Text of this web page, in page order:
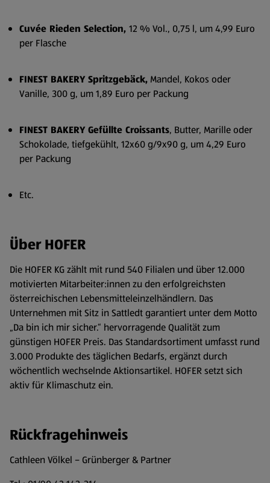
Cuvée Rieden Selection, 12 % Vol., 0,75 l, um 4,99 Euro
per Flasche
FINEST BAKERY Spritzgebäck, Mandel, Kokos oder
Vanille, 300 g, um 1,89 Euro per Packung
FINEST BAKERY Gefüllte Croissants, Butter, Marille oder
Schokolade, tiefgekühlt, 12x60 g/9x90 g, um 4,29 Euro
per Packung
Etc.
Über HOFER
Die HOFER KG zählt mit rund 540 Filialen und über 12.000
motivierten Mitarbeiter:innen zu den erfolgreichsten
österreichischen Lebensmitteleinzelhändlern. Das
Unternehmen mit Sitz in Sattledt garantiert unter dem Motto
„Da bin ich mir sicher.“ hervorragende Qualität zum
günstigen HOFER Preis. Das Standardsortiment umfasst rund
3.000 Produkte des täglichen Bedarfs, ergänzt durch
wöchentlich wechselnde Aktionsartikel. HOFER setzt sich
aktiv für Klimaschutz ein.
Rückfragehinweis
Cathleen Völkel – Grünberger & Partner